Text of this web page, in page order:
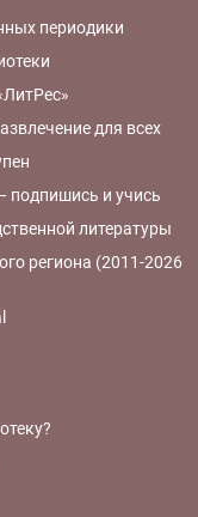
периодики
для всех
подпишись и учись
литературы
региона (2011-2026